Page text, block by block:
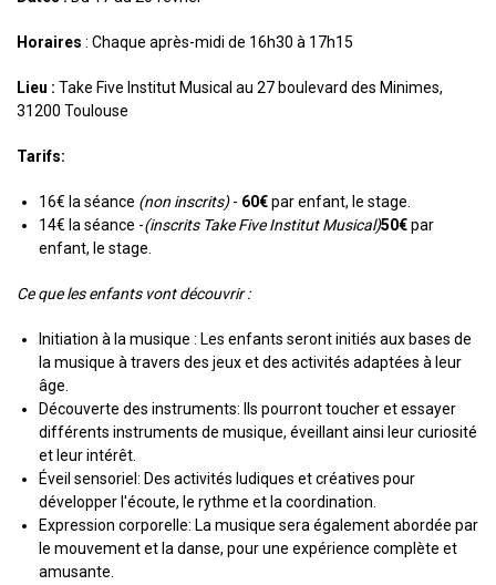
Horaires : Chaque après-midi de 16h30 à 17h15
Lieu : Take Five Institut Musical au 27 boulevard des Minimes,
31200 Toulouse
Tarifs:
16€ la séance (non inscrits)- 60€par enfant, le stage.
14€ la séance -(inscrits Take Five Institut Musical)50€par
enfant, le stage.
Ce que les enfants vont découvrir :
Initiation à la musique : Les enfants seront initiés aux bases de
la musique à travers des jeux et des activités adaptées à leur
âge.
Découverte des instruments: Ils pourront toucher et essayer
différents instruments de musique, éveillant ainsi leur curiosité
et leur intérêt.
Éveil sensoriel: Des activités ludiques et créatives pour
développer l'écoute, le rythme et la coordination.
Expression corporelle: La musique sera également abordée par
le mouvement et la danse, pour une expérience complète et
amusante.